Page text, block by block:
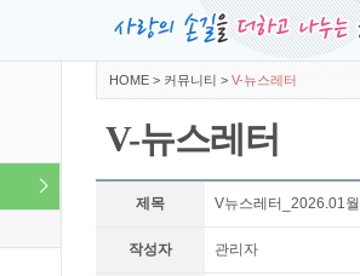
HOME > 커뮤니티 > V-뉴스레터
V-뉴스레터
제목 V뉴스레터_2026.01
작성자 관리자